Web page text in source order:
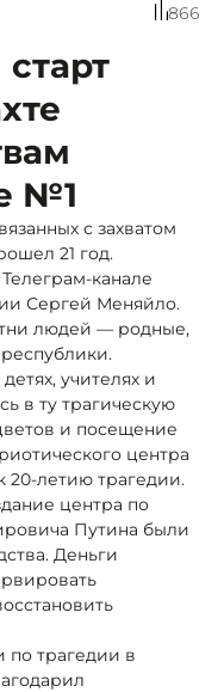
866
№1
с захватом
21 год.
канале
Сергей Меняйло.
людей — родные,
учителях и
в ту трагическую
и посещение
центра
20-летию трагедии.
центра по
Путина были
Деньги
по трагедии в